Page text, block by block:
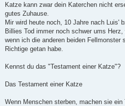
Katze kann zwar dein Katerchen nicht
gutes Zuhause.
Mir wird heute noch, 10 Jahre nach Luis'
Billies Tod immer noch schwer ums
wenn ich die anderen beiden
Richtige getan habe.
Kennst du das "Testament einer Katze"?
Das Testament einer Katze
Wenn Menschen sterben, machen sie ein